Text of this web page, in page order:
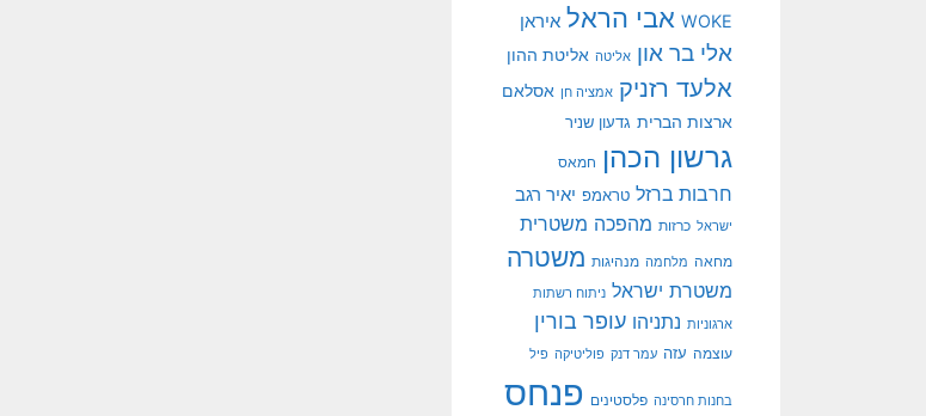
WOKE אבי הראל איראן
אלי בר און אליטה אליטת ההון
אלעד רזניק אמציה חן אסלאם
ארצות הברית גדעון שניר
גרשון הכהן חמאס
חרבות ברזל טראמפ יאיר רגב
ישראל כרזות מהפכה משטרית
מחאה מלחמה מנהיגות משטרה
משטרת ישראל ניתוח רשתות
ארגוניות נתניהו עופר בורין
עוצמה עזה עמר דנק פוליטיקה פיל
בחנות חרסינה פלסטינים פנחס